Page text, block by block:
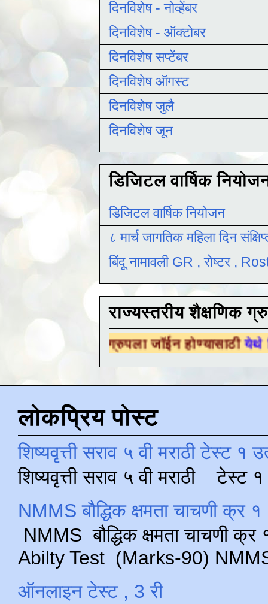
दिनविशेष - नोव्हेंबर
दिनविशेष - ऑक्टोबर
दिनविशेष सप्टेंबर
दिनविशेष ऑगस्ट
दिनविशेष जुलै
दिनविशेष जून
डिजिटल वार्षिक
डिजिटल वार्षिक नियोजन
८ मार्च जागतिक महिला दिन
बिंदू नामावली GR , रोष्टर ,
राज्यस्तरीय शैक्षणिक
ग्रुपला जॉईन होण्यासाठीयेथे क्लिक करा .
लोकप्रिय पोस्ट
शिष्यवृत्ती सराव ५ वी मराठी टेस्ट १
शिष्यवृत्ती सराव ५ वी मराठी टेस्ट
NMMS बौद्धिक क्षमता चाचणी क्र
NMMS बौद्धिक क्षमता चाचणी
Abilty Test (Marks-90) NMMS
ऑनलाइन टेस्ट , 3 री